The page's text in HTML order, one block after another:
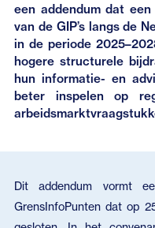
een addendum dat
van de GIP’s langs de
in de periode
hogere structurele
hun informatie- en
beter inspelen op
Dit addendum vormt
GrensInfoPunten dat op